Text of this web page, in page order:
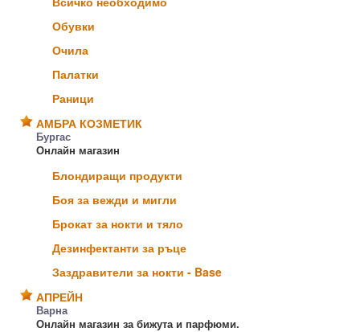
Обувки
Очила
Палатки
Раници
АМБРА КОЗМЕТИК
Бургас
Онлайн магазин
Блондиращи продукти
Боя за вежди и мигли
Брокат за нокти и тяло
Дезинфектанти за ръце
Заздравители за нокти - Base
АПРЕЙН
Варна
Онлайн магазин за бижута и парфюми.